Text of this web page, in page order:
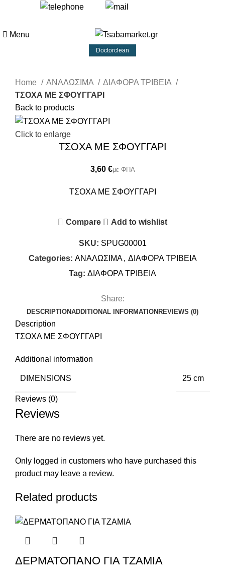
Menu
Doctorclean
Home ΑΝΑΛΩΣΙΜΑ
ΔΙΑΦΟΡΑ ΤΡΙΒΕΙΑ
ΤΣΟΧΑ ΜΕ ΣΦΟΥΓΓΑΡΙ
Back to products
Click to enlarge
ΤΣΟΧΑ ΜΕ ΣΦΟΥΓΓΑΡΙ
€
ΤΣΟΧΑ ΜΕ ΣΦΟΥΓΓΑΡΙ
Compare Add to wishlist
SKU: SPUG00001
Categories: ΑΝΑΛΩΣΙΜΑ , ΔΙΑΦΟΡΑ ΤΡΙΒΕΙΑ
Tag: ΔΙΑΦΟΡΑ ΤΡΙΒΕΙΑ
Share:
DESCRIPTIONADDITIONAL INFORMATION REVIEWS (0)
Description
ΤΣΟΧΑ ΜΕ ΣΦΟΥΓΓΑΡΙ
Additional information
DIMENSIONS 25 cm
Reviews (0)
Reviews
There are no reviews yet.
Only logged in customers who have purchased this
product may leave a review.
Related products
ΔΕΡΜΑΤΟΠΑΝΟ ΓΙΑ ΤΖΑΜΙΑ